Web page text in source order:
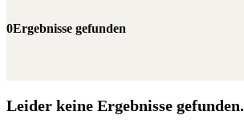
0Ergebnisse gefunden
Leider keine Ergebnisse gefunden.